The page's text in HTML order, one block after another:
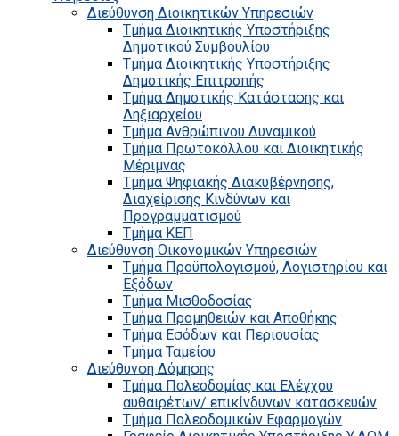
Διεύθυνση Διοικητικών Υπηρεσιών
Τμήμα Διοικητικής Υποστήριξης
Δημοτικού Συμβουλίου
Τμήμα Διοικητικής Υποστήριξης
Δημοτικής Επιτροπής
Τμήμα Δημοτικής Κατάστασης και
Ληξιαρχείου
Τμήμα Ανθρώπινου Δυναμικού
Τμήμα Πρωτοκόλλου και Διοικητικής
Μέριμνας
Τμήμα Ψηφιακής Διακυβέρνησης,
Διαχείρισης Κινδύνων και
Προγραμματισμού
Τμήμα ΚΕΠ
Διεύθυνση Οικονομικών Υπηρεσιών
Τμήμα Προϋπολογισμού, Λογιστηρίου και
Εξόδων
Τμήμα Μισθοδοσίας
Τμήμα Προμηθειών και Αποθήκης
Τμήμα Εσόδων και Περιουσίας
Τμήμα Ταμείου
Διεύθυνση Δόμησης
Τμήμα Πολεοδομίας και Ελέγχου
αυθαιρέτων/ επικίνδυνων κατασκευών
Τμήμα Πολεοδομικών Εφαρμογών